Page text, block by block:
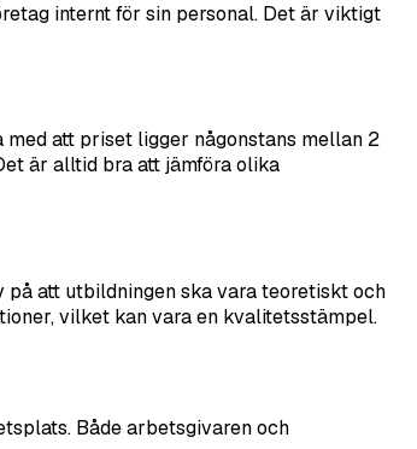
internt för sin personal. Det är viktigt
att priset ligger någonstans mellan 2
är alltid bra att jämföra olika
att utbildningen ska vara teoretiskt och
vilket kan vara en kvalitetsstämpel.
Både arbetsgivaren och